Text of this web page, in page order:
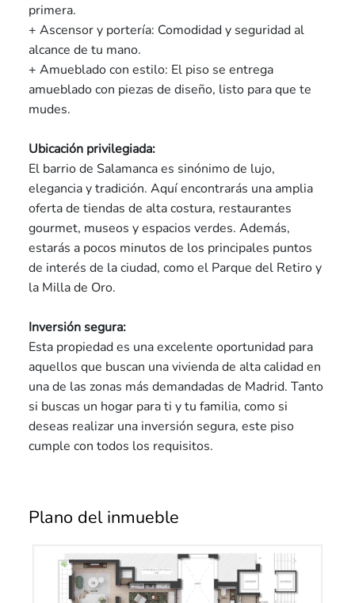
primera.
+ Ascensor y portería: Comodidad y seguridad al
alcance de tu mano.
+ Amueblado con estilo: El piso se entrega
amueblado con piezas de diseño, listo para que te
mudes.
Ubicación privilegiada:
El barrio de Salamanca es sinónimo de lujo,
elegancia y tradición. Aquí encontrarás una amplia
oferta de tiendas de alta costura, restaurantes
gourmet, museos y espacios verdes. Además,
estarás a pocos minutos de los principales puntos
de interés de la ciudad, como el Parque del Retiro y
la Milla de Oro.
Inversión segura:
Esta propiedad es una excelente oportunidad para
aquellos que buscan una vivienda de alta calidad en
una de las zonas más demandadas de Madrid. Tanto
si buscas un hogar para ti y tu familia, como si
deseas realizar una inversión segura, este piso
cumple con todos los requisitos.
Plano del inmueble